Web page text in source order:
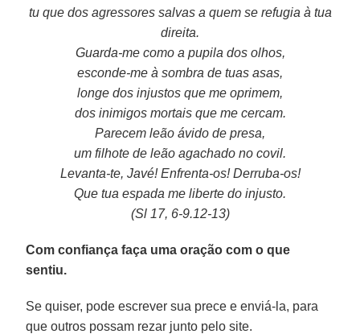
tu que dos agressores salvas a quem se refugia à tua
direita.
Guarda-me como a pupila dos olhos,
esconde-me à sombra de tuas asas,
longe dos injustos que me oprimem,
dos inimigos mortais que me cercam.
Parecem leão ávido de presa,
um filhote de leão agachado no covil.
Levanta-te, Javé! Enfrenta-os! Derruba-os!
Que tua espada me liberte do injusto.
(Sl 17, 6-9.12-13)
Com confiança faça uma oração com o que
sentiu.
Se quiser, pode escrever sua prece e enviá-la, para
que outros possam rezar junto pelo site.